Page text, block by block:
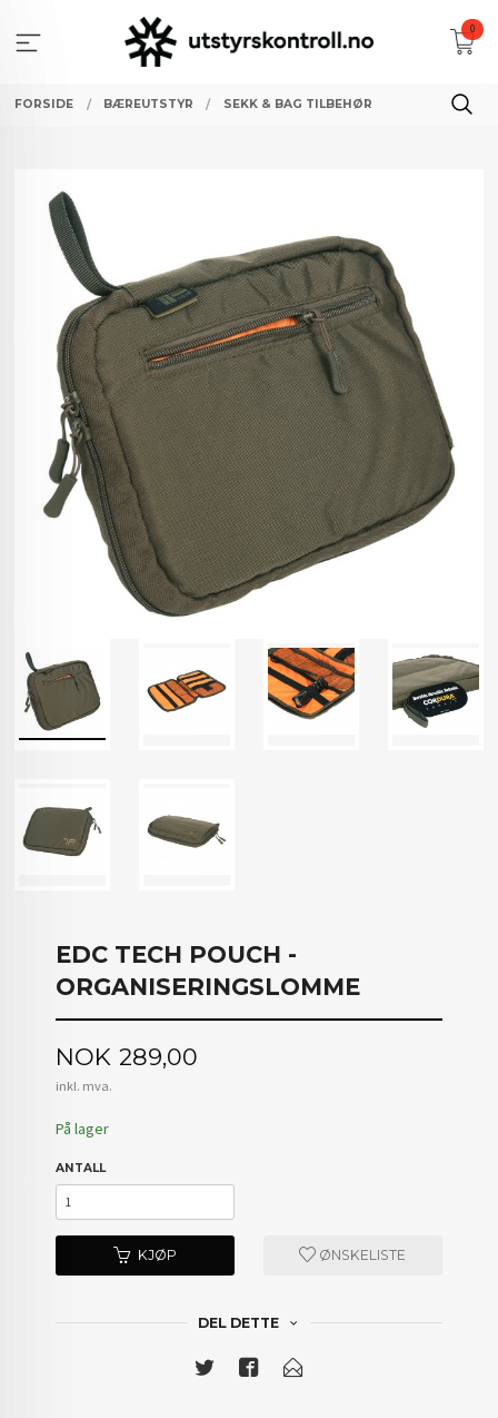
innholdet
0
FORSIDE BÆREUTSTYR SEKK & BAG TILBEHØR
EDC TECH POUCH -
ORGANISERINGSLOMME
Pris
NOK 289,00
inkl. mva.
På lager
ANTALL
KJØP ØNSKELISTE
DEL DETTE